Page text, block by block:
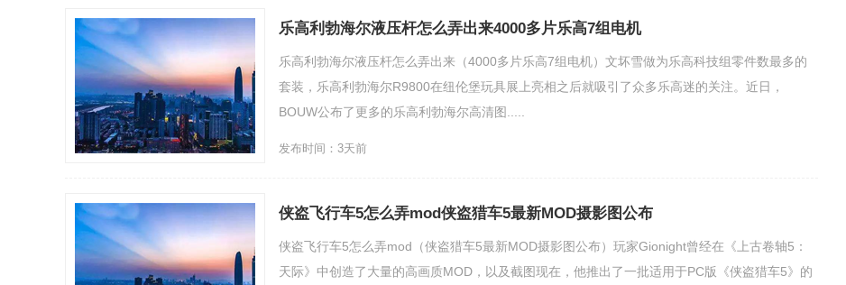
乐高利勃海尔液压杆怎么弄出来4000多片乐高7组电机
乐高利勃海尔液压杆怎么弄出来（4000多片乐高7组电机）文坏雪做为乐高科技组零件数最多的
套装，乐高利勃海尔R9800在纽伦堡玩具展上亮相之后就吸引了众多乐高迷的关注。近日，
BOUW公布了更多的乐高利勃海尔高清图.....
发布时间：3天前
侠盗飞行车5怎么弄mod侠盗猎车5最新MOD摄影图公布
侠盗飞行车5怎么弄mod（侠盗猎车5最新MOD摄影图公布）玩家Gionight曾经在《上古卷轴5：
天际》中创造了大量的高画质MOD，以及截图现在，他推出了一批适用于PC版《侠盗猎车5》的